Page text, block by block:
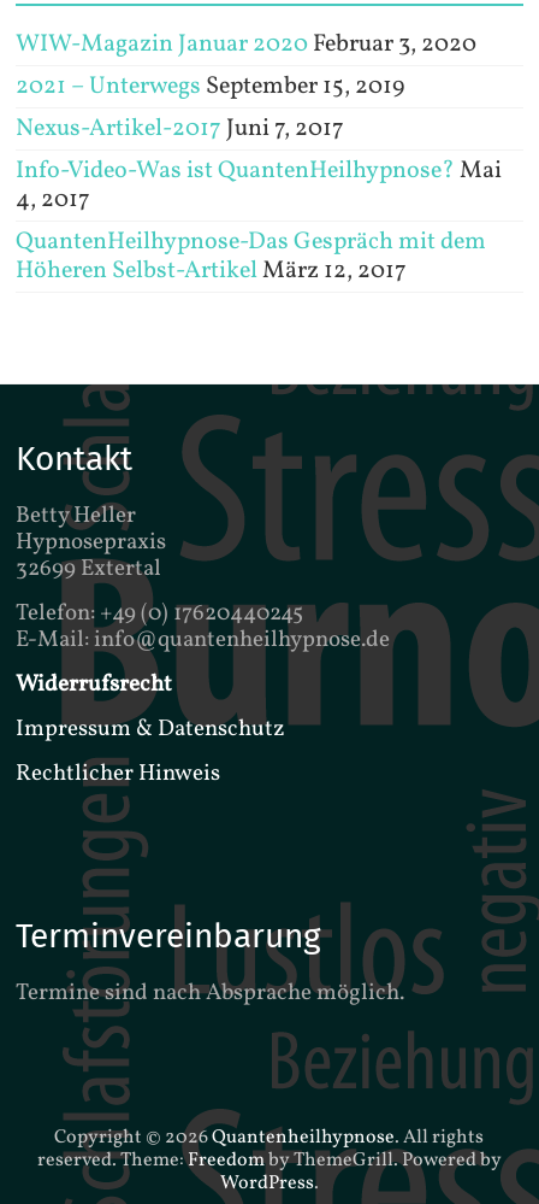
WIW-Magazin Januar 2020Februar 3, 2020
2021 – Unterwegs September 15, 2019
Nexus-Artikel-2017 Juni 7, 2017
Info-Video-Was ist QuantenHeilhypnose? Mai
4, 2017
QuantenHeilhypnose-Das Gespräch mit dem
Höheren Selbst-ArtikelMärz 12, 2017
Kontakt
Betty Heller
Hypnosepraxis
32699 Extertal
Telefon: +49 (0) 17620440245
E-Mail: info@quantenheilhypnose.de
Widerrufsrecht
Impressum & Datenschutz
Rechtlicher Hinweis
Terminvereinbarung
Termine sind nach Absprache möglich.
Copyright © 2026Quantenheilhypnose. All rights
reserved. Theme:Freedomby ThemeGrill. Powered by
WordPress.